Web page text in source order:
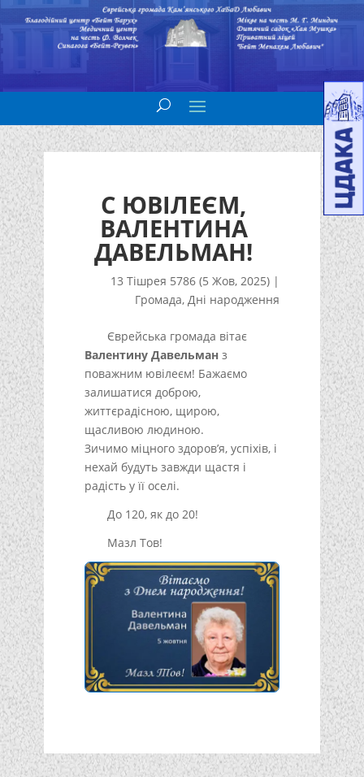
С ЮВІЛЕЄМ,
ВАЛЕНТИНА
ДАВЕЛЬМАН!
13 Тішрея 5786 (5 Жов, 2025) |
Громада,Дні народження
Єврейська громада вітає
Валентину Давельманз
поважним ювілеєм! Бажаємо
залишатися доброю,
життєрадісною, щирою,
щасливою людиною.
Зичимо міцного здоров’я, успіхів, і
нехай будуть завжди щастя і
радість у її оселі.
До 120, як до 20!
Мазл Тов!